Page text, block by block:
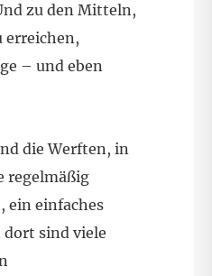
zu den Mitteln,
erreichen,
– und eben
die Werften, in
regelmäßig
ein einfaches
sind viele